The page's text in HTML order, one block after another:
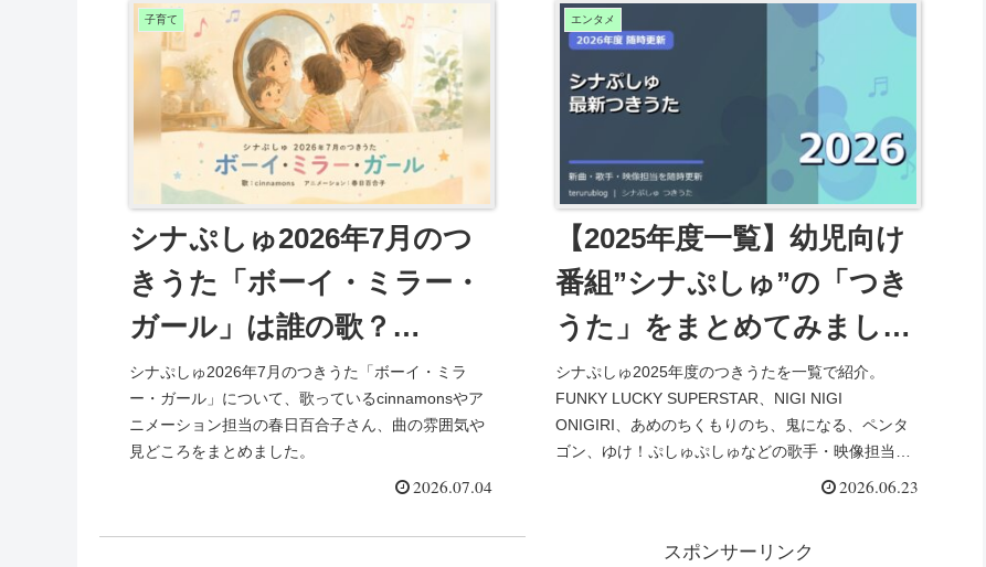
子育て
シナぷしゅ2026年7月のつ
きうた「ボーイ・ミラー・
ガール」は誰の歌？
cinnamonsやアニメーショ
ン担当も紹介
シナぷしゅ2026年7月のつきうた「ボーイ・ミラ
ー・ガール」について、歌っているcinnamonsやア
ニメーション担当の春日百合子さん、曲の雰囲気や
見どころをまとめました。
2026.07.04
エンタメ
【2025年度一覧】幼児向け
番組”シナぷしゅ”の「つき
うた」をまとめてみまし
た！【Youtubeリンク付】
シナぷしゅ2025年度のつきうたを一覧で紹介。
FUNKY LUCKY SUPERSTAR、NIGI NIGI
ONIGIRI、あめのちくもりのち、鬼になる、ペンタ
ゴン、ゆけ！ぷしゅぷしゅなどの歌手・映像担当・
2026.06.23
スポンサーリンク